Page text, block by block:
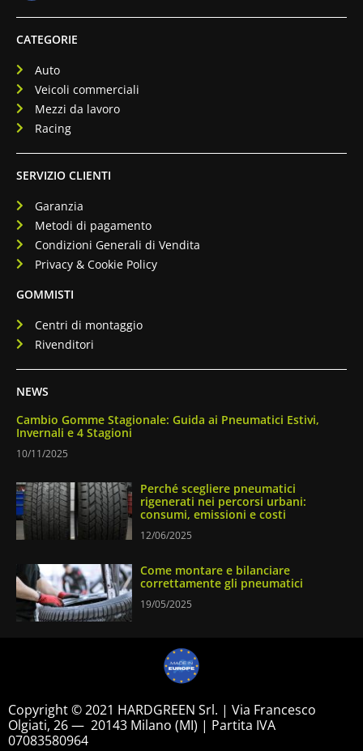
CATEGORIE
Auto
Veicoli commerciali
Mezzi da lavoro
Racing
SERVIZIO CLIENTI
Garanzia
Metodi di pagamento
Condizioni Generali di Vendita
Privacy & Cookie Policy
GOMMISTI
Centri di montaggio
Rivenditori
NEWS
Cambio Gomme Stagionale: Guida ai Pneumatici Estivi,
Invernali e 4 Stagioni
10/11/2025
Perché scegliere pneumatici
rigenerati nei percorsi urbani:
consumi, emissioni e costi
12/06/2025
Come montare e bilanciare
correttamente gli pneumatici
19/05/2025
Copyright © 2021 HARDGREEN Srl. | Via Francesco
Olgiati, 26 — 20143 Milano (MI) | Partita IVA
07083580964